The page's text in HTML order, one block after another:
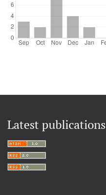
Latest publications